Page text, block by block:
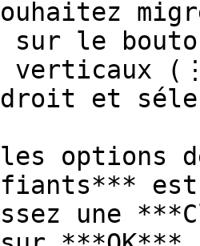
sur le
verticaux
et
les options
est
une